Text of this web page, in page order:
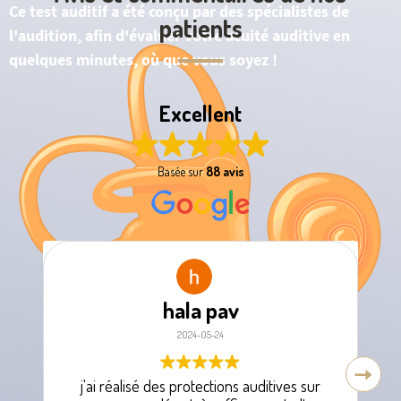
Ce test auditif a été conçu par des spécialistes de
l'audition, afin d'évaluer votre acuité auditive en
quelques minutes, où que vous soyez !
patients
Excellent
Basée sur88 avis
hala pav
2024-05-24
j'ai réalisé des protections auditives sur